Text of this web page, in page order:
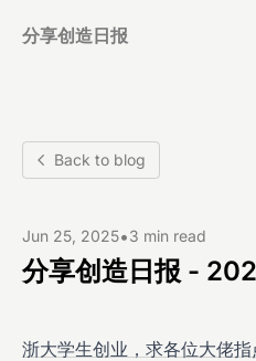
分享创造日报
Back to blog
Jun 25, 2025•3 min read
分享创造日报 -
浙大学生创业，求各位大佬指